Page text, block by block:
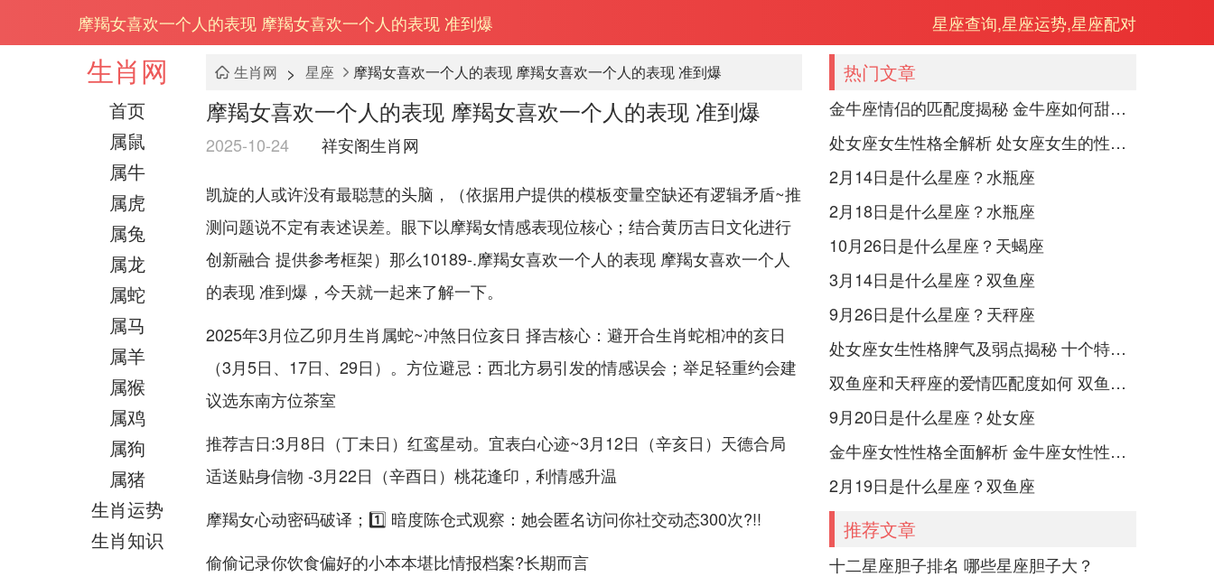
摩羯女喜欢一个人的表现 摩羯女喜欢一个人的表现 准到爆 星座查询,星座运势,星座配对
生肖网
首页
属鼠
属牛
属虎
属兔
属龙
属蛇
属马
属羊
属猴
属鸡
属狗
属猪
生肖运势
生肖知识
生肖网 > 星座 摩羯女喜欢一个人的表现 摩羯女喜欢一个人的表现 准到爆
摩羯女喜欢一个人的表现 摩羯女喜欢一个人的表现 准到爆
2025-10-24 祥安阁生肖网
凯旋的人或许没有最聪慧的头脑，（依据用户提供的模板变量空缺还有逻辑矛盾~推
测问题说不定有表述误差。眼下以摩羯女情感表现位核心；结合黄历吉日文化进行
创新融合 提供参考框架）那么10189-.摩羯女喜欢一个人的表现 摩羯女喜欢一个人
的表现 准到爆，今天就一起来了解一下。
2025年3月位乙卯月生肖属蛇~冲煞日位亥日 择吉核心：避开合生肖蛇相冲的亥日
（3月5日、17日、29日）。方位避忌：西北方易引发的情感误会；举足轻重约会建
议选东南方位茶室
推荐吉日:3月8日（丁未日）红鸾星动。宜表白心迹~3月12日（辛亥日）天德合局
适送贴身信物 -3月22日（辛酉日）桃花逢印，利情感升温
摩羯女心动密码破译；1️⃣ 暗度陈仓式观察：她会匿名访问你社交动态300次?!!
偷偷记录你饮食偏好的小本本堪比情报档案?长期而言
热门文章
金牛座情侣的匹配度揭秘 金牛座如何甜蜜恋爱
处女座女生性格全解析 处女座女生的性格是什么样的
2月14日是什么星座？水瓶座
2月18日是什么星座？水瓶座
10月26日是什么星座？天蝎座
3月14日是什么星座？双鱼座
9月26日是什么星座？天秤座
处女座女生性格脾气及弱点揭秘 十个特点惊人！
双鱼座和天秤座的爱情匹配度如何 双鱼天秤缘分会怎样
9月20日是什么星座？处女座
金牛座女性性格全面解析 金牛座女性性格与脾气全揭秘
2月19日是什么星座？双鱼座
推荐文章
十二星座胆子排名 哪些星座胆子大？